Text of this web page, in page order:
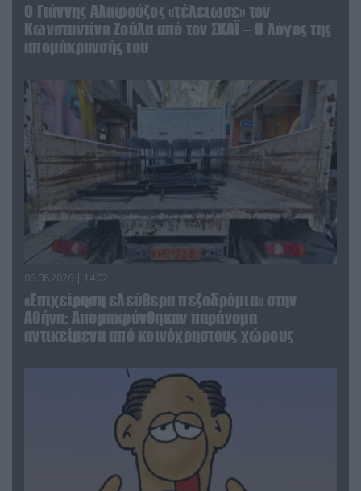
Ο Γιάννης Αλαφούζος «τέλειωσε» τον
Κωνσταντίνο Ζούλα από τον ΣΚΑΪ – Ο λόγος της
απομάκρυνσής του
06.08.2026 | 14:02
«Επιχείρηση ελεύθερα πεζοδρόμια» στην
Αθήνα: Απομακρύνθηκαν παράνομα
αντικείμενα από κοινόχρηστους χώρους